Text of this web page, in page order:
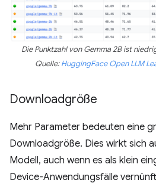
Die Punktzahl von Gemma 2B ist
Quelle:HuggingFace Open LLM
Downloadgröße
Mehr Parameter bedeuten eine
Downloadgröße. Dies wirkt sich
Modell, auch wenn es als klein
Device-Anwendungsfälle